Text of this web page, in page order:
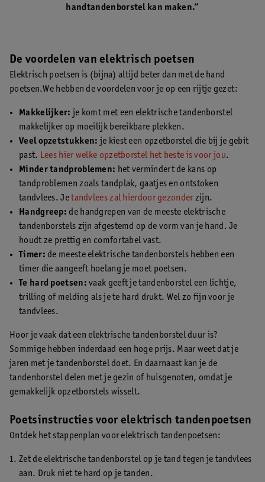
handtandenborstel kan maken.“
De voordelen van elektrisch poetsen
Elektrisch poetsen is (bijna) altijd beter dan met de hand
poetsen.We hebben de voordelen voor je op een rijtje gezet:
Makkelijker: je komt met een elektrische tandenborstel
makkelijker op moeilijk bereikbare plekken.
Veel opzetstukken: je kiest een opzetborstel die bij je gebit
past. Lees hier welke opzetborstel het beste is voor jou.
Minder tandproblemen: het vermindert de kans op
tandproblemen zoals tandplak, gaatjes en ontstoken
tandvlees. Jetandvlees zal hierdoor gezonder zijn.
Handgreep: de handgrepen van de meeste elektrische
tandenborstels zijn afgestemd op de vorm van je hand. Je
houdt ze prettig en comfortabel vast.
Timer: de meeste elektrische tandenborstels hebben een
timer die aangeeft hoelang je moet poetsen.
Te hard poetsen:vaak geeft je tandenborstel een lichtje,
trilling of melding als je te hard drukt. Wel zo fijn voor je
tandvlees.
Hoor je vaak dat een elektrische tandenborstel duur is?
Sommige hebben inderdaad een hoge prijs. Maar weet dat je
jaren met je tandenborstel doet. En daarnaast kan je de
tandenborstel delen met je gezin of huisgenoten, omdat je
gemakkelijk opzetborstels wisselt.
Poetsinstructies voor elektrisch tandenpoetsen
Ontdek het stappenplan voor elektrisch tandenpoetsen:
Zet de elektrische tandenborstel op je tand tegen je tandvlees
aan. Druk niet te hard op je tanden.